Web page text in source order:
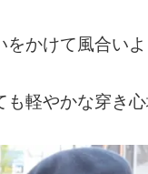
かけて風合いよ
軽やかな穿き心